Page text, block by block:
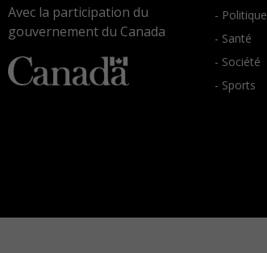
Avec la participation du
gouvernement du Canada
- Politique
- Santé
- Société
- Sports